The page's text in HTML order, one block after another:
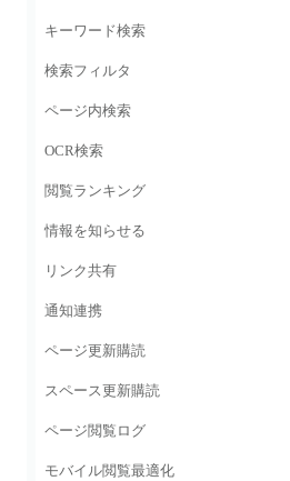
キーワード検索
検索フィルタ
ページ内検索
OCR検索
閲覧ランキング
情報を知らせる
リンク共有
通知連携
ページ更新購読
スペース更新購読
ページ閲覧ログ
モバイル閲覧最適化